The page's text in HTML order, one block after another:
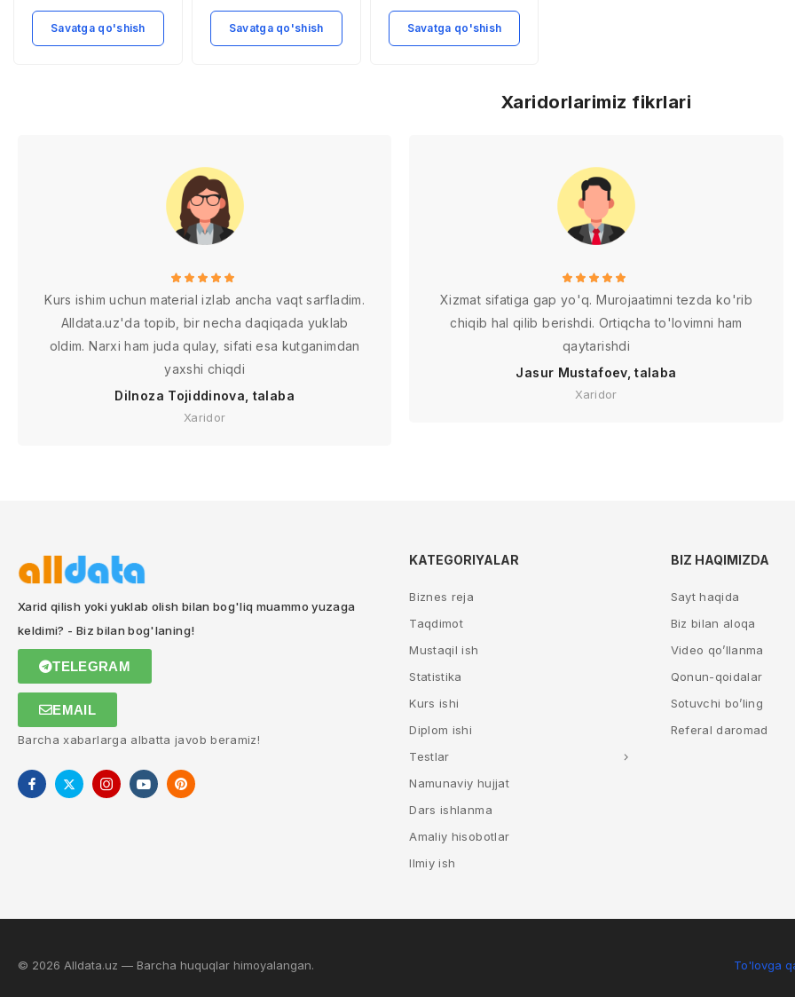
Savatga qo'shish Savatga qo'shish Savatga qo'shish
Xaridorlarimiz fikrlari
Kurs ishim uchun material izlab ancha vaqt sarfladim.
Alldata.uz'da topib, bir necha daqiqada yuklab
oldim. Narxi ham juda qulay, sifati esa kutganimdan
yaxshi chiqdi
Dilnoza Tojiddinova, talaba
Xaridor
Xizmat sifatiga gap yo'q. Murojaatimni tezda ko'rib
chiqib hal qilib berishdi. Ortiqcha to'lovimni ham
qaytarishdi
Jasur Mustafoev, talaba
Xaridor
Xarid qilish yoki yuklab olish bilan bog'liq muammo yuzaga
keldimi? - Biz bilan bog'laning!
TELEGRAM
EMAIL
Barcha xabarlarga albatta javob beramiz!
KATEGORIYALAR
Biznes reja
Taqdimot
Mustaqil ish
Statistika
Kurs ishi
Diplom ishi
Testlar
Namunaviy hujjat
Dars ishlanma
Amaliy hisobotlar
Ilmiy ish
BIZ HAQIMIZDA
Sayt haqida
Biz bilan aloqa
Video qo’llanma
Qonun-qoidalar
Sotuvchi bo’ling
Referal daromad
© 2026 Alldata.uz — Barcha huquqlar himoyalangan. To'lovga